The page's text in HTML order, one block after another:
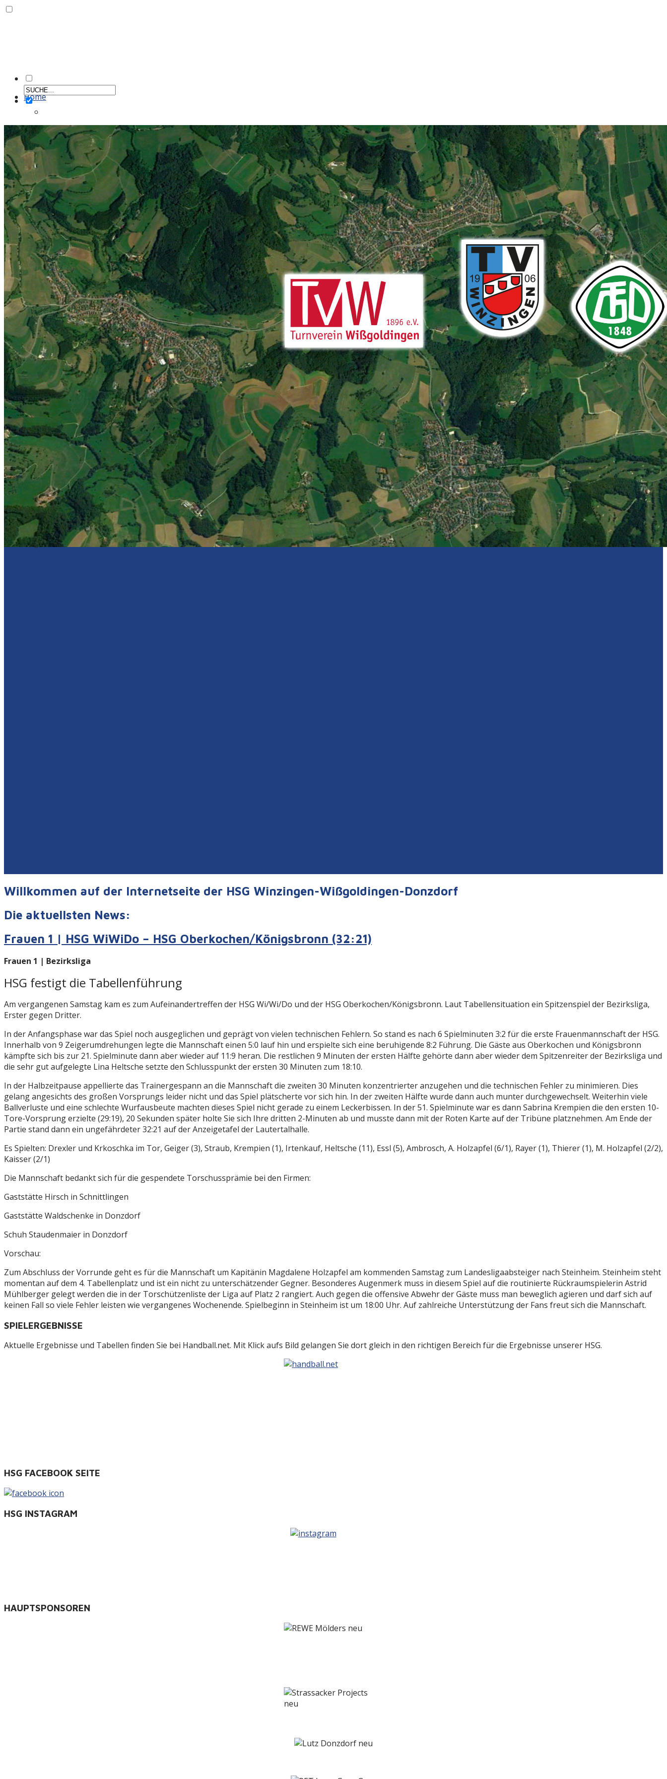
Home
Aktiv
Männer
Einzelportraits Männer 1
Frauen
Einzelportraits Frauen1
Schiedsrichter
Vereinskollektion
Jugend
Männlich
Weiblich
Minis
Vereinskollektion
Vereine
Förderverein
Handball Förderverein
Ausschuss
Kontakt
Beitrittsformular
Sponsoren
Kontakt
Kontakt mit uns
Vereine und Sporthallen
Impressum & Datenschutz
Download
Willkommen auf der Internetseite der HSG Winzingen-Wißgoldingen-Donzdorf
Die aktuellsten News:
Frauen 1 | HSG WiWiDo – HSG Oberkochen/Königsbronn (32:21)
Frauen 1 | Bezirksliga
HSG festigt die Tabellenführung
Am vergangenen Samstag kam es zum Aufeinandertreffen der HSG Wi/Wi/Do und der HSG Oberkochen/Königsbronn. Laut Tabellensituation ein Spitzenspiel der Bezirksliga,
Erster gegen Dritter.
In der Anfangsphase war das Spiel noch ausgeglichen und geprägt von vielen technischen Fehlern. So stand es nach 6 Spielminuten 3:2 für die erste Frauenmannschaft der HSG.
Innerhalb von 9 Zeigerumdrehungen legte die Mannschaft einen 5:0 lauf hin und erspielte sich eine beruhigende 8:2 Führung. Die Gäste aus Oberkochen und Königsbronn
kämpfte sich bis zur 21. Spielminute dann aber wieder auf 11:9 heran. Die restlichen 9 Minuten der ersten Hälfte gehörte dann aber wieder dem Spitzenreiter der Bezirksliga und
die sehr gut aufgelegte Lina Heltsche setzte den Schlusspunkt der ersten 30 Minuten zum 18:10.
In der Halbzeitpause appellierte das Trainergespann an die Mannschaft die zweiten 30 Minuten konzentrierter anzugehen und die technischen Fehler zu minimieren. Dies
gelang angesichts des großen Vorsprungs leider nicht und das Spiel plätscherte vor sich hin. In der zweiten Hälfte wurde dann auch munter durchgewechselt. Weiterhin viele
Ballverluste und eine schlechte Wurfausbeute machten dieses Spiel nicht gerade zu einem Leckerbissen. In der 51. Spielminute war es dann Sabrina Krempien die den ersten 10-
Tore-Vorsprung erzielte (29:19), 20 Sekunden später holte Sie sich Ihre dritten 2-Minuten ab und musste dann mit der Roten Karte auf der Tribüne platznehmen. Am Ende der
Partie stand dann ein ungefährdeter 32:21 auf der Anzeigetafel der Lautertalhalle.
Es Spielten: Drexler und Krkoschka im Tor, Geiger (3), Straub, Krempien (1), Irtenkauf, Heltsche (11), Essl (5), Ambrosch, A. Holzapfel (6/1), Rayer (1), Thierer (1), M. Holzapfel (2/2),
Kaisser (2/1)
Die Mannschaft bedankt sich für die gespendete Torschussprämie bei den Firmen:
Gaststätte Hirsch in Schnittlingen
Gaststätte Waldschenke in Donzdorf
Schuh Staudenmaier in Donzdorf
Vorschau:
Zum Abschluss der Vorrunde geht es für die Mannschaft um Kapitänin Magdalene Holzapfel am kommenden Samstag zum Landesligaabsteiger nach Steinheim. Steinheim steht
momentan auf dem 4. Tabellenplatz und ist ein nicht zu unterschätzender Gegner. Besonderes Augenmerk muss in diesem Spiel auf die routinierte Rückraumspielerin Astrid
Mühlberger gelegt werden die in der Torschützenliste der Liga auf Platz 2 rangiert. Auch gegen die offensive Abwehr der Gäste muss man beweglich agieren und darf sich auf
keinen Fall so viele Fehler leisten wie vergangenes Wochenende. Spielbeginn in Steinheim ist um 18:00 Uhr. Auf zahlreiche Unterstützung der Fans freut sich die Mannschaft.
SPIELERGEBNISSE
Aktuelle Ergebnisse und Tabellen finden Sie bei Handball.net. Mit Klick aufs Bild gelangen Sie dort gleich in den richtigen Bereich für die Ergebnisse unserer HSG.
HSG FACEBOOK SEITE
HSG INSTAGRAM
HAUPTSPONSOREN